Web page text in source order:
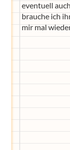
eventuell
brauche ich
mir mal